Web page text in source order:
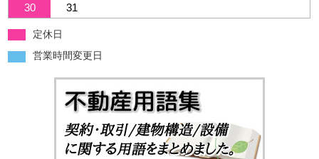
30
31
定休日
営業時間変更日